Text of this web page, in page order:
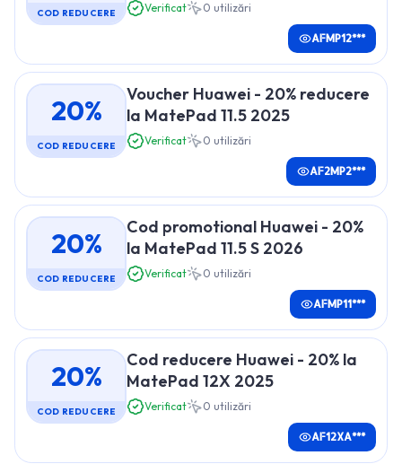
COD REDUCERE Verificat 0 utilizări
AFMP12***
20%
COD REDUCERE
Voucher Huawei - 20% reducere
la MatePad 11.5 2025
Verificat 0 utilizări
AF2MP2***
20%
COD REDUCERE
Cod promotional Huawei - 20%
la MatePad 11.5 S 2026
Verificat 0 utilizări
AFMP11***
20%
COD REDUCERE
Cod reducere Huawei - 20% la
MatePad 12X 2025
Verificat 0 utilizări
AF12XA***